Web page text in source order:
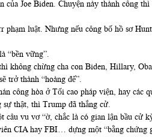
Joe Biden. Chuyện này thành công
luật. Nhưng nếu công bố hồ sơ
“bền vững”.
không chừng cha con Biden, Hillary,
trở thành “hoàng đế”.
công hòa ở Tối cao pháp viện, hay các
sự thật, thì Trump đã thắng cử.
vu vơ “ờ, chắc là có gian lận bầu cử
CIA hay FBI… dựng một “bằng chứng